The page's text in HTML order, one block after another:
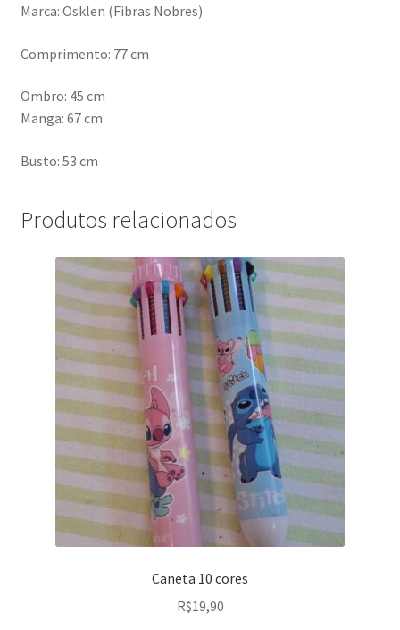
Marca: Osklen (Fibras Nobres)
Comprimento: 77 cm
Ombro: 45 cm
Manga: 67 cm
Busto: 53 cm
Produtos relacionados
Caneta 10 cores
R$19,90